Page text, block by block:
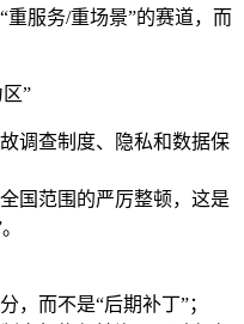
服务/重场景”的赛道，而
”
调查制度、隐私和数据保
国范围的严厉整顿，这是
而不是“后期补丁”；